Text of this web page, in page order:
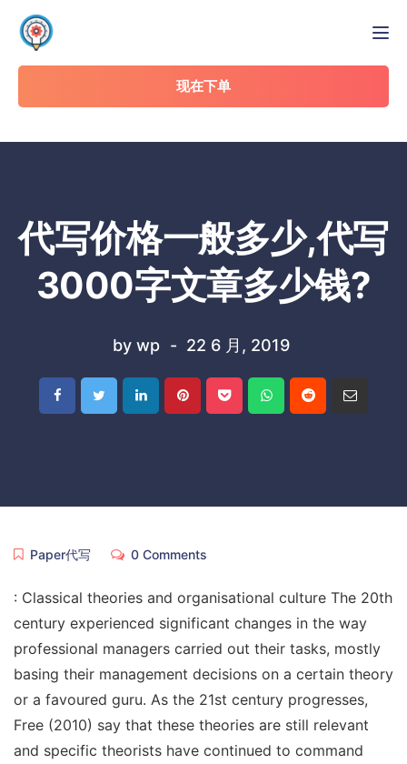
现在下单
代写价格一般多少,代写
3000字文章多少钱?
by wp 22 6 月, 2019
Paper代写 0 Comments
: Classical theories and organisational culture The 20th
century experienced significant changes in the way
professional managers carried out their tasks, mostly
basing their management decisions on a certain theory
or a favoured guru. As the 21st century progresses,
Free (2010) say that these theories are still relevant
and specific theorists have continued to command